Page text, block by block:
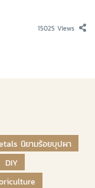
15025 Views
นิยามร้อยบุปผา
DIY